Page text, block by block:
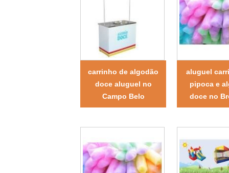
carrinho de algodão
doce aluguel no
Campo Belo
aluguel
pipoca e
doce no